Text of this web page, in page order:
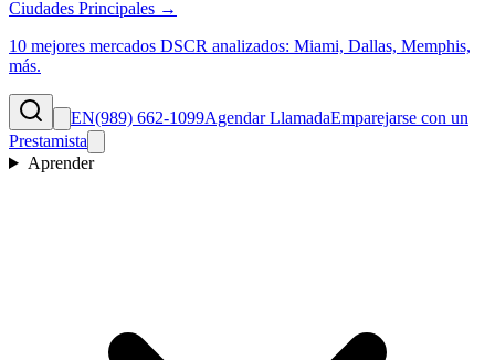
Ciudades Principales →
10 mejores mercados DSCR analizados: Miami, Dallas, Memphis,
más.
EN(989) 662-1099Agendar LlamadaEmparejarse con un
Prestamista
Aprender